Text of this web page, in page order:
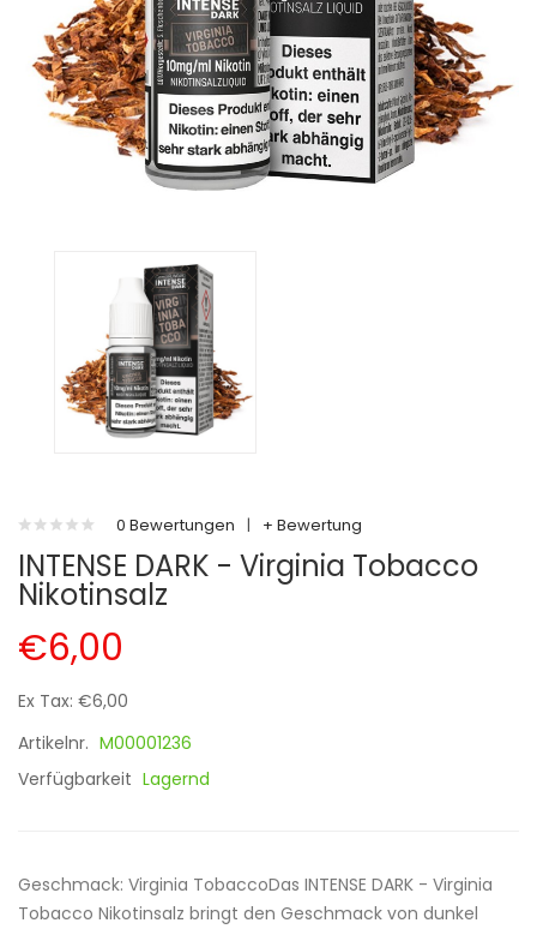
0 Bewertungen | + Bewertung
INTENSE DARK - Virginia Tobacco
Nikotinsalz
€6,00
Ex Tax: €6,00
Artikelnr. M00001236
Verfügbarkeit Lagernd
Geschmack: Virginia TobaccoDas INTENSE DARK - Virginia
Tobacco Nikotinsalz bringt den Geschmack von dunkel